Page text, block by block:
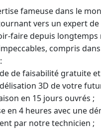
fameuse dans le
vers un expert de
faire depuis longtemps
compris
de faisabilité gratuite
3D de votre
en 15 jours ouvrés ;
en 4 heures avec une
par notre technicien ;